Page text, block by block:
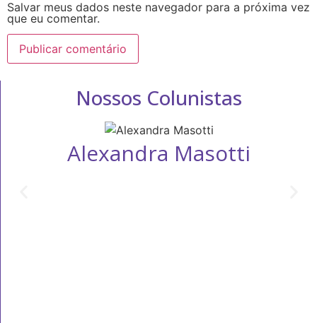
Salvar meus dados neste navegador para a próxima vez
que eu comentar.
Nossos Colunistas
Alexandra Masotti